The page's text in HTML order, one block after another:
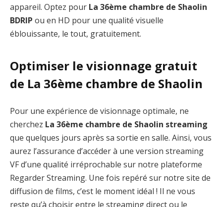
appareil. Optez pour La 36ème chambre de Shaolin
BDRIP ou en HD pour une qualité visuelle
éblouissante, le tout, gratuitement.
Optimiser le visionnage gratuit
de La 36ème chambre de Shaolin
Pour une expérience de visionnage optimale, ne
cherchez La 36ème chambre de Shaolin streaming
que quelques jours après sa sortie en salle. Ainsi, vous
aurez l’assurance d’accéder à une version streaming
VF d’une qualité irréprochable sur notre plateforme
Regarder Streaming. Une fois repéré sur notre site de
diffusion de films, c’est le moment idéal ! Il ne vous
reste qu’à choisir entre le streaming direct ou le